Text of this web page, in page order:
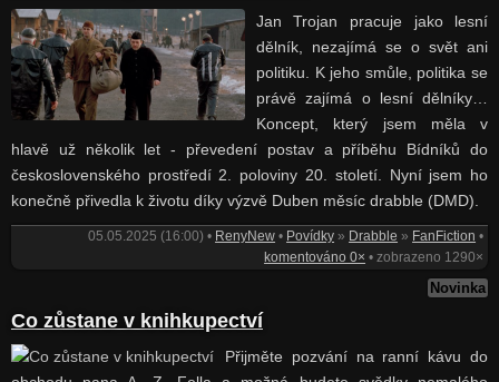
Jan Trojan pracuje jako lesní
dělník, nezajímá se o svět ani
politiku. K jeho smůle, politika se
právě zajímá o lesní dělníky…
Koncept, který jsem měla v
hlavě už několik let - převedení postav a příběhu Bídníků do
československého prostředí 2. poloviny 20. století. Nyní jsem ho
konečně přivedla k životu díky výzvě Duben měsíc drabble (DMD).
05.05.2025 (16:00) • RenyNew • Povídky » Drabble » FanFiction •
komentováno 0× • zobrazeno 1290×
Novinka
Co zůstane v knihkupectví
Přijměte pozvání na ranní kávu do